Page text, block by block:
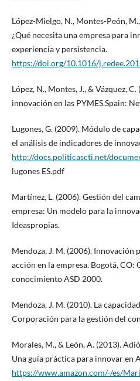
López-Mielgo, N., Montes-Peón,
¿Qué necesita una empresa para
experiencia y persistencia.
https://doi.org/10.1016/
López, N., Montes, J., & Vázquez,
innovación en las PYMES.Spain:
Lugones, G. (2009). Módulo de
el análisis de indicadores de
http://docs.politicascti.net/
lugones ES.pdf
Martínez, L. (2006). Gestión del
empresa: Un modelo para la
Ideaspropias.
Mendoza, J. M. (2006).
acción en la empresa. Bogotá,
conocimiento ASD 2000.
Mendoza, J. M. (2010). La
Corporación para la gestión del
Morales, M., & León, A. (2013).
Una guía práctica para innovar en
https://www.amazon.com/-/es/